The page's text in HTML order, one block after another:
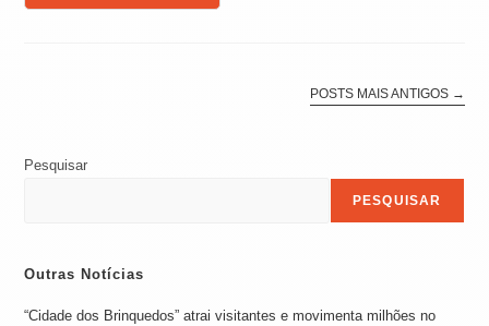
INTELIGENTE:
POSTS MAIS ANTIGOS →
Pesquisar
PESQUISAR
Outras Notícias
“Cidade dos Brinquedos” atrai visitantes e movimenta milhões no